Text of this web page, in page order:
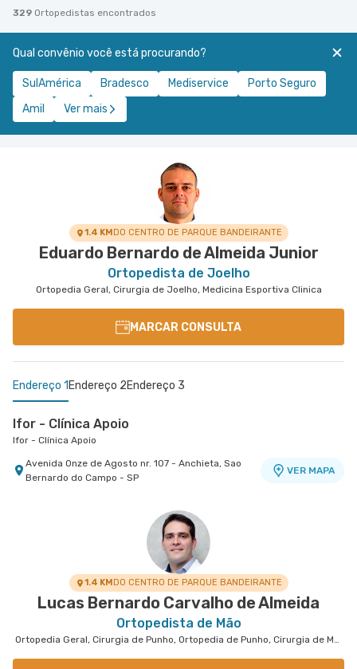
329 Ortopedistas encontrados
Qual convênio você está procurando?
SulAmérica Bradesco Mediservice
Porto Seguro
Amil
Ver mais
1.4 KMDO CENTRO DE PARQUE BANDEIRANTE
Eduardo Bernardo de Almeida Junior
Ortopedista de Joelho
Ortopedia Geral, Cirurgia de Joelho, Medicina Esportiva Clinica
MARCAR CONSULTA
Endereço 1 Endereço 2Endereço 3
Ifor - Clínica Apoio
Ifor - Clínica Apoio
Avenida Onze de Agosto nr. 107 - Anchieta, Sao
Bernardo do Campo - SP
VER MAPA
Rua Jose Versolato nr. 101 Centro Médico Domo -
Bloco A - Centro, Sao Bernardo do Campo - SP
Hospital e Maternidade São Luiz São Caetano
Alameda Caulim nr. 115 1° Andar - Ceramica, Sao
1.4 KMDO CENTRO DE PARQUE BANDEIRANTE
Lucas Bernardo Carvalho de Almeida
Ortopedista de Mão
Ortopedia Geral, Cirurgia de Punho, Ortopedia de Punho, Cirurgia de Mão